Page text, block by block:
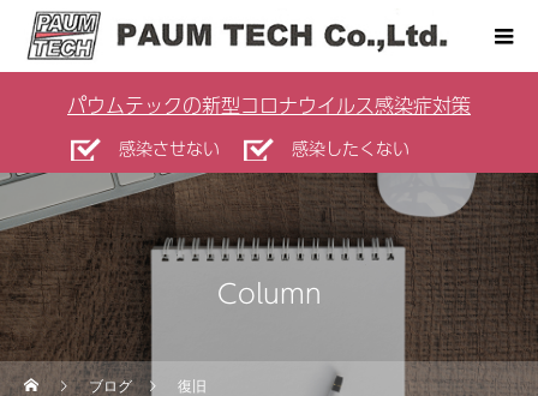
パウムテックの新型コロナウイルス感染症対策
感染させない 感染したくない
Column
ブログ 復旧